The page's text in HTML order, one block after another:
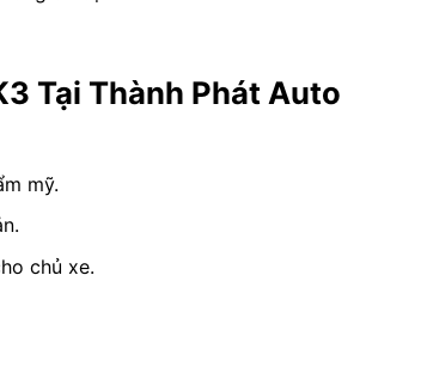
Tại Thành Phát Auto
mỹ.
chủ xe.